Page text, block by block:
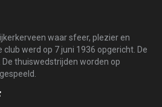
waar sfeer, plezier en
werd op 7 juni 1936 opgericht. De
thuiswedstrijden worden op